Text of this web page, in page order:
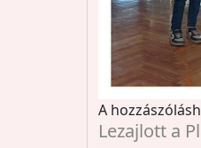
A
Lezajlott a